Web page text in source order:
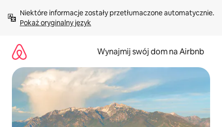
treści Pokaż oryginalny język
Wynajmij swój dom na Airbnb